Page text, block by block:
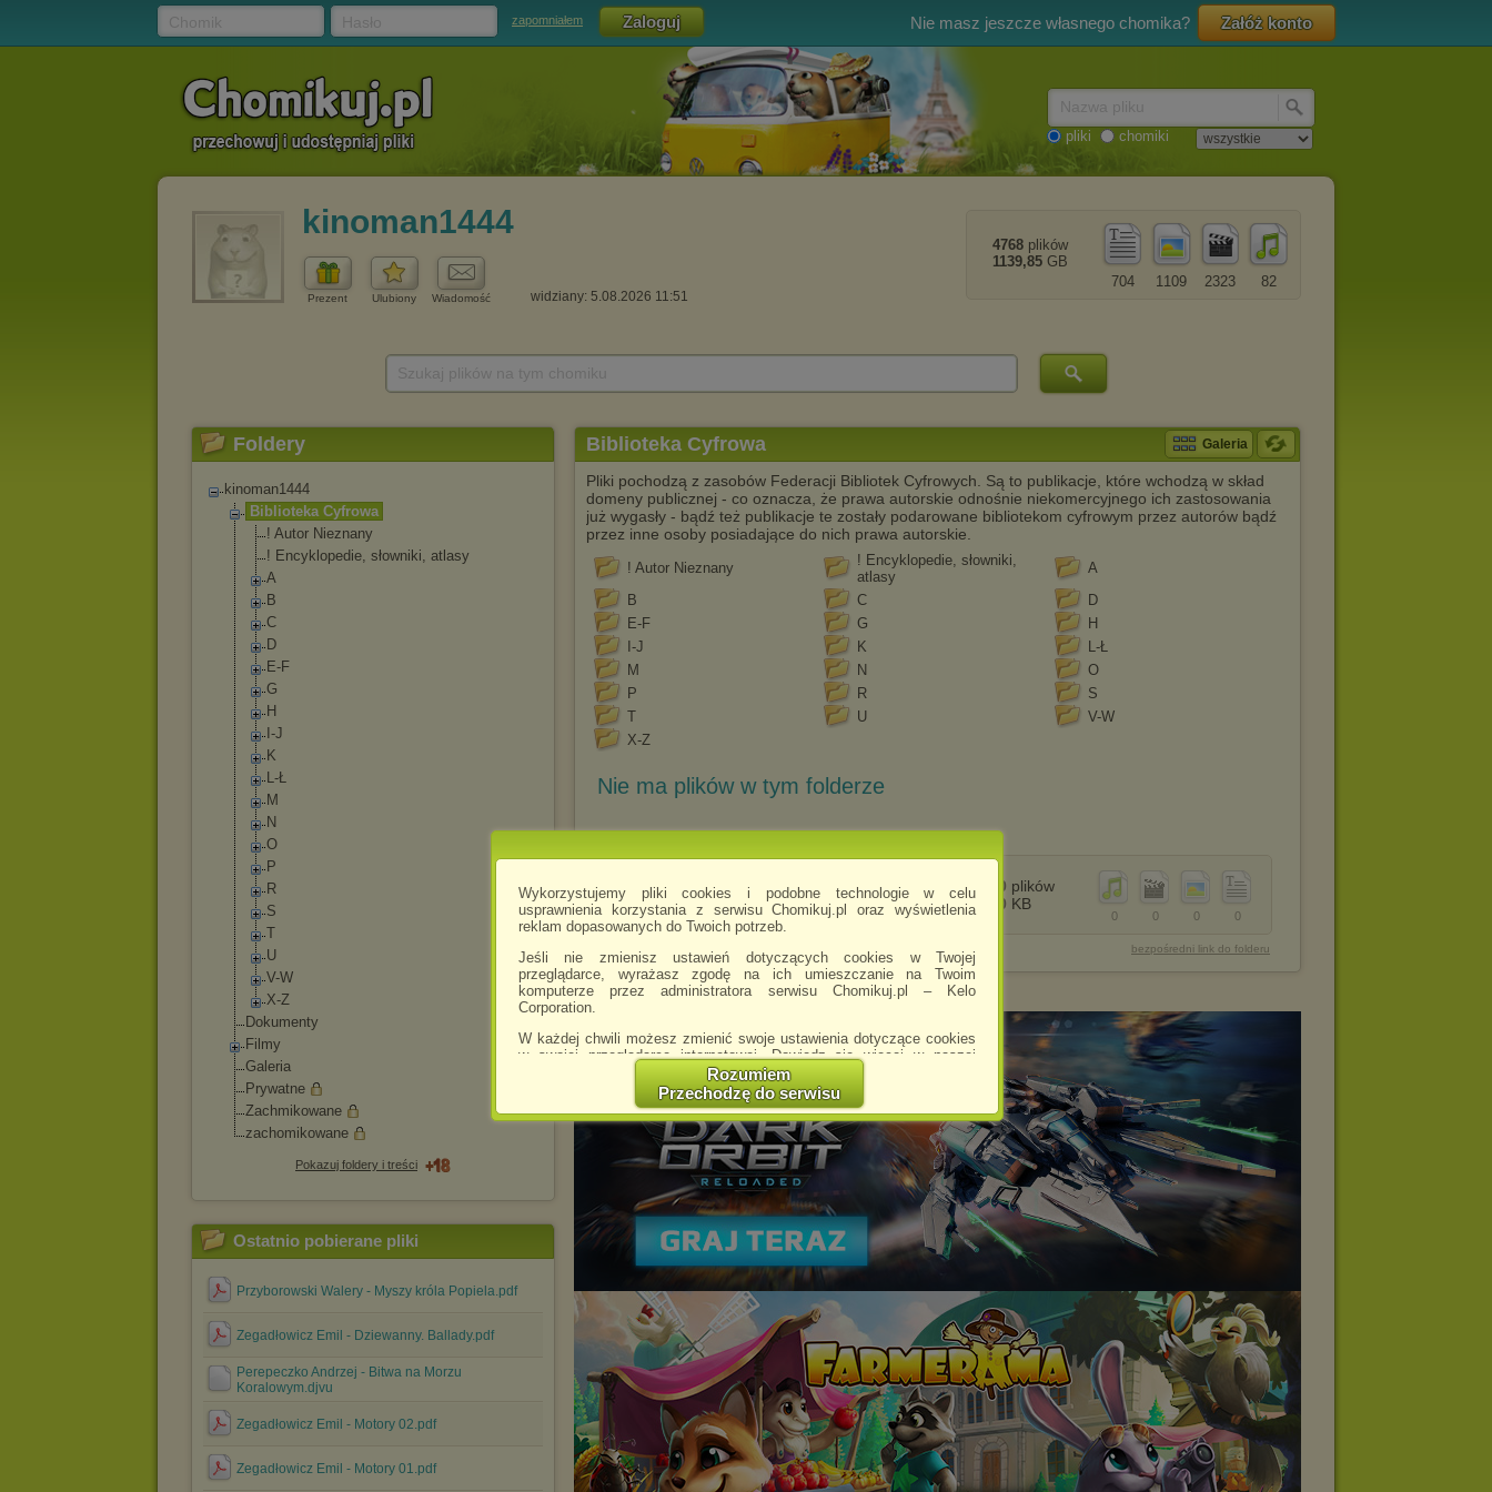
Wykorzystujemy pliki cookies i podobne technologie w celu
usprawnienia korzystania z serwisu Chomikuj.pl oraz wyświetlenia
reklam dopasowanych do Twoich potrzeb.
Jeśli nie zmienisz ustawień dotyczących cookies w Twojej
przeglądarce, wyrażasz zgodę na ich umieszczanie na Twoim
komputerze przez administratora serwisu Chomikuj.pl – Kelo
Corporation.
W każdej chwili możesz zmienić swoje ustawienia dotyczące cookies
w swojej przeglądarce internetowej. Dowiedz się więcej w naszej
http://chomikuj.pl/PolitykaPrywatnosci.aspx
Jednocześnie informujemy że zmiana ustawień przeglądarki może
spowodować ograniczenie korzystania ze strony Chomikuj.pl.
W przypadku braku twojej zgody na akceptację cookies niestety
prosimy o opuszczenie serwisu chomikuj.pl.
Wykorzystanie plików cookiesprzez
Zaufanych Partnerów
(dostosowanie reklam do Twoich potrzeb, analiza skuteczności działań
marketingowych).
Wyrażenie sprzeciwu spowoduje, że wyświetlana Ci reklama nie
będzie dopasowana do Twoich preferencji, a będzie to reklama
wyświetlona przypadkowo.
Istnieje możliwość zmiany ustawień przeglądarki internetowej w
sposób uniemożliwiający przechowywanie plików cookies na
urządzeniu końcowym. Można również usunąć pliki cookies,
dokonując odpowiednich zmian w ustawieniach przeglądarki
internetowej.
Pełną informację na ten temat znajdziesz pod adresem
http://chomikuj.pl/PolitykaPrywatnosci.aspx.
Rozumiem
Przechodzę do serwisu
zapomniałem Nie masz jeszcze własnego chomika? Załóż konto
pliki chomiki
kinoman1444
Prezent Ulubiony Wiadomość widziany: 5.08.2026 11:51
82
2323
1109
704
4768 plików
1139,85 GB
Foldery
kinoman1444
Biblioteka Cyfrowa
! Autor Nieznany
! Encyklopedie, słowniki, atlasy
A
B
C
D
E-F
G
H
I-J
K
L-Ł
M
N
O
P
R
S
T
U
V-W
X-Z
Dokumenty
Filmy
Galeria
Prywatne
Zachmikowane
zachomikowane
Pokazuj foldery i treści
Ostatnio pobierane pliki
Przyborowski Walery - Myszy króla Popiela.pdf
Zegadłowicz Emil - Dziewanny. Ballady.pdf
Perepeczko Andrzej - Bitwa na Morzu
Koralowym.djvu
Zegadłowicz Emil - Motory 02.pdf
Zegadłowicz Emil - Motory 01.pdf
Biblioteka Cyfrowa Galeria
Pliki pochodzą z zasobów Federacji Bibliotek Cyfrowych. Są to publikacje, które wchodzą w skład
domeny publicznej - co oznacza, że prawa autorskie odnośnie niekomercyjnego ich zastosowania
już wygasły - bądź też publikacje te zostały podarowane bibliotekom cyfrowym przez autorów bądź
przez inne osoby posiadające do nich prawa autorskie.
! Autor Nieznany
! Encyklopedie, słowniki,
atlasy
A
B
C
D
E-F
G
H
I-J
K
L-Ł
M
N
O
P
R
S
T
U
V-W
X-Z
Nie ma plików w tym folderze
0
0
0
0
0 plików
0 KB
bezpośredni link do folderu